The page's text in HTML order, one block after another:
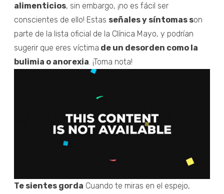
alimenticios, sin embargo, ¡no es fácil ser
conscientes de ello! Estas señales y síntomas son
parte de la lista oficial de la Clínica Mayo, y podrían
sugerir que eres víctima de un desorden como la
bulimia o anorexia . ¡Toma nota!
Te sientes gorda Cuando te miras en el espejo,